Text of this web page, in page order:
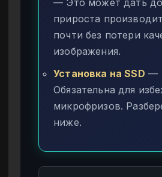
— Это может дать
прироста
почти без потери
изображения.
Установка на SSD —
Обязательна для
микрофризов.
ниже.